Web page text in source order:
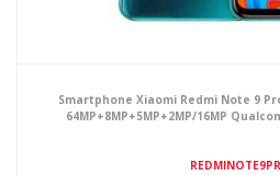
Smartphone Xiaomi Redmi Note 9
64MP+8MP+5MP+2MP/16MP